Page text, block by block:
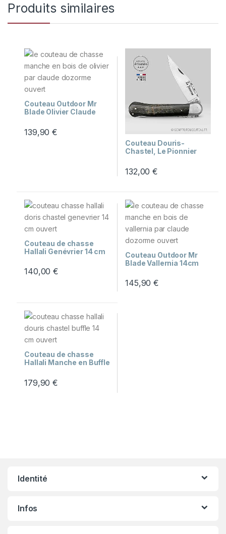
Produits similaires
Couteau Outdoor Mr
Blade Olivier Claude
139,90€
Couteau Douris-
Chastel, Le Pionnier
Croûte de Buffle 11 cm
132,00€
Couteau de chasse
Hallali Genévrier 14 cm
140,00€
Couteau Outdoor Mr
Blade Vallernia 14cm
145,90€
Couteau de chasse
Hallali Manche en Buffle
Chastel
179,90€
Identité
Infos
Besoin d'aide ?